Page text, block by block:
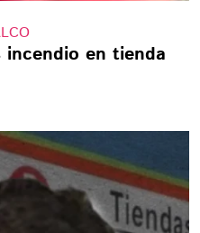
en tienda